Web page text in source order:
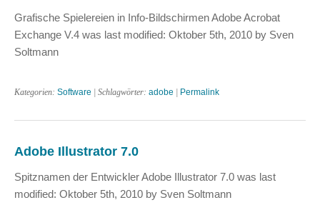
Grafische Spielereien in Info-Bildschirmen Adobe Acrobat
Exchange V.4 was last modified: Oktober 5th, 2010 by Sven
Soltmann
Kategorien: Software | Schlagwörter: adobe Permalink
Adobe Illustrator 7.0
Spitznamen der Entwickler Adobe Illustrator 7.0 was last
modified: Oktober 5th, 2010 by Sven Soltmann